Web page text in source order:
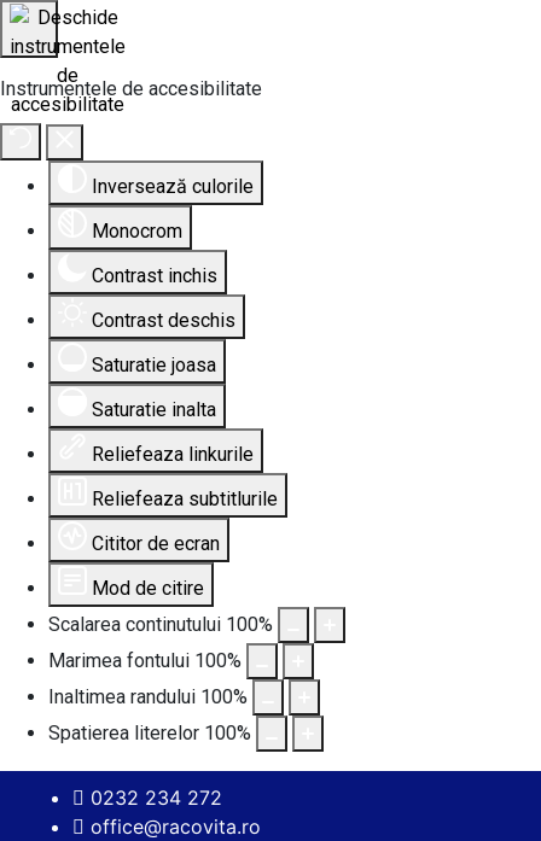
Instrumentele de accesibilitate
Inversează culorile
Monocrom
Contrast inchis
Contrast deschis
Saturatie joasa
Saturatie inalta
Reliefeaza linkurile
Reliefeaza subtitlurile
Cititor de ecran
Mod de citire
Scalarea continutului 100%
Marimea fontului 100%
Inaltimea randului 100%
Spatierea literelor 100%
0232 234 272
office@racovita.ro